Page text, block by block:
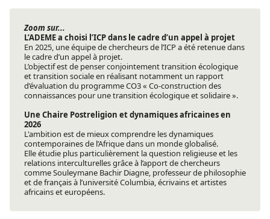
Zoom sur...
L’ADEME a choisi l’ICP dans le cadre d’un appel à projet
En 2025, une équipe de chercheurs de l’ICP a été retenue dans
le cadre d’un appel à projet.
L’objectif est de penser conjointement transition écologique
et transition sociale en réalisant notamment un rapport
d’évaluation du programme CO3 « Co-construction des
connaissances pour une transition écologique et solidaire ».
Une Chaire Postreligion et dynamiques africaines en
2026
L'ambition est de mieux comprendre les dynamiques
contemporaines de l’Afrique dans un monde globalisé.
Elle étudie plus particulièrement la question religieuse et les
relations interculturelles grâce à l’apport de chercheurs
comme Souleymane Bachir Diagne, professeur de philosophie
et de français à l’université Columbia, écrivains et artistes
africains et européens.